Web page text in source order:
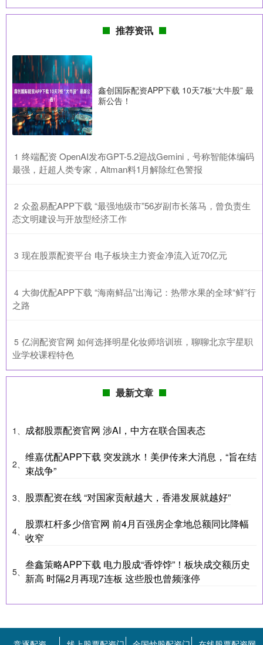
推荐资讯
鑫创国际配资APP下载 10天7板“大牛股” 最
新公告！
1 ​终端配资 OpenAI发布GPT-5.2迎战Gemini，号称智能体编码
最强，赶超人类专家，Altman料1月解除红色警报
2 ​众盈易配APP下载 “最强地级市”56岁副市长落马，曾负责生
态文明建设与开放型经济工作
3 ​现在股票配资平台 电子板块主力资金净流入近70亿元
4 ​大御优配APP下载 “海南鲜品”出海记：热带水果的全球“鲜”行
之路
5 ​亿润配资官网 如何选择明星化妆师培训班，聊聊北京宇星职
业学校课程特色
最新文章
1、 成都股票配资官网 涉AI，中方在联合国表态
2、
维嘉优配APP下载 突发跳水！美伊传来大消息，“旨在结
束战争”
3、 股票配资在线 “对国家贡献越大，香港发展就越好”
4、
股票杠杆多少倍官网 前4月百强房企拿地总额同比降幅
收窄
5、
叁鑫策略APP下载 电力股成“香饽饽”！板块成交额历史
新高 时隔2月再现7连板 这些股也曾频涨停